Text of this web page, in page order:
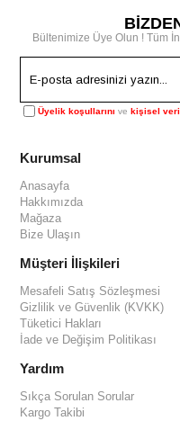
Bültenimize Üye Olun ! Tüm
Üyelik koşullarını ve kişisel
Kurumsal
Anasayfa
Hakkımızda
Mağaza
Bize Ulaşın
Müşteri İlişkileri
Mesafeli Satış Sözleşmesi
Gizlilik ve Güvenlik (KVKK)
Tüketici Hakları
İade ve Değişim Politikası
Yardım
Sıkça Sorulan Sorular
Kargo Takibi